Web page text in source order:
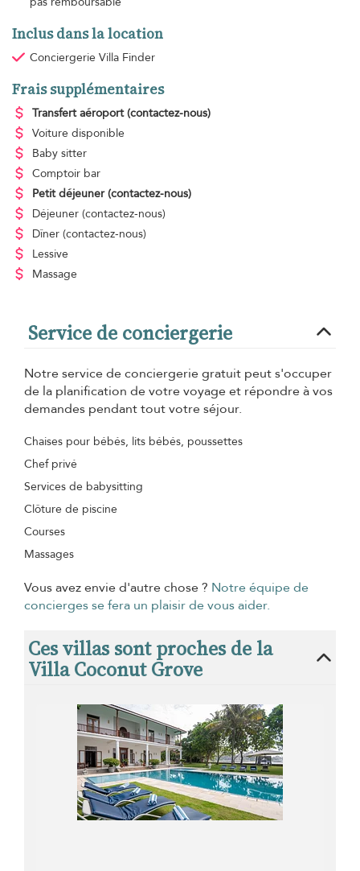
Inclus dans la location
Conciergerie Villa Finder
Frais supplémentaires
Transfert aéroport (contactez-nous)
Voiture disponible
Baby sitter
Comptoir bar
Petit déjeuner (contactez-nous)
Déjeuner (contactez-nous)
Dîner (contactez-nous)
Lessive
Massage
Service de conciergerie
Notre service de conciergerie gratuit peut s'occuper
de la planification de votre voyage et répondre à vos
demandes pendant tout votre séjour.
Chaises pour bébés, lits bébés, poussettes
Chef privé
Services de babysitting
Clôture de piscine
Courses
Massages
Vous avez envie d'autre chose ? Notre équipe de
concierges se fera un plaisir de vous aider.
Ces villas sont proches de la
Villa Coconut Grove